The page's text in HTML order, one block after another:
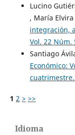
Lucino
, María
integración,
Vol. 22
Santiago
Económico:
1 2 > >>
Idioma